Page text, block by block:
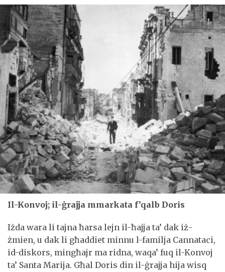
Il-Konvoj; il-ġrajja mmarkata f’qalb Doris
Iżda wara li tajna ħarsa lejn il-ħajja ta’ dak iż-
żmien, u dak li għaddiet minnu l-familja Cannataci,
id-diskors, mingħajr ma ridna, waqa’ fuq il-Konvoj
ta’ Santa Marija. Għal Doris din il-ġrajja hija wisq